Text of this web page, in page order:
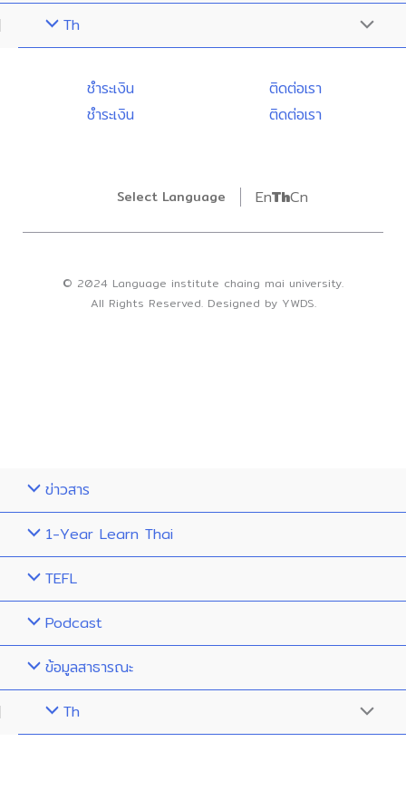
Th
Menu
ชำระเงิน
ชำระเงิน
ติดต่อเรา
ติดต่อเรา
Select Language EnThCn
© 2024 Language institute chaing mai university.
All Rights Reserved. Designed by YWDS.
ข่าวสาร
1-Year Learn Thai
TEFL
Podcast
ข้อมูลสาธารณะ
Th
Menu